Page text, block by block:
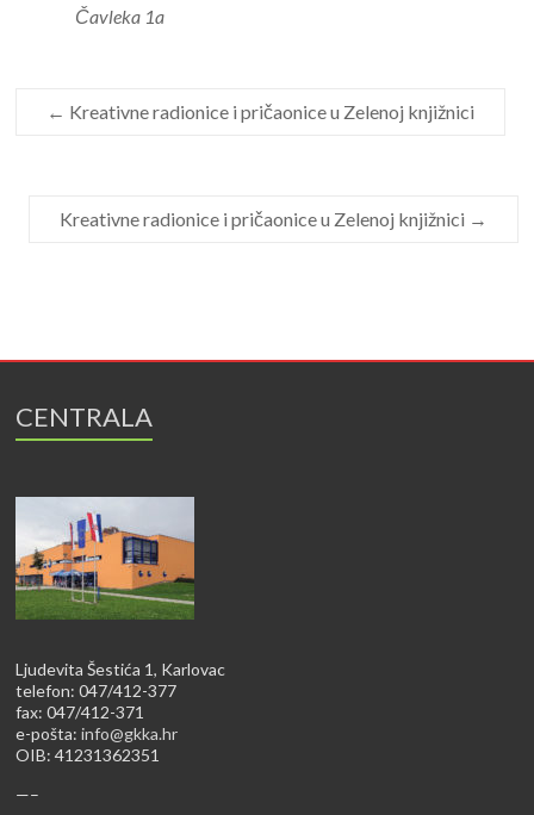
Čavleka 1a
← Kreativne radionice i pričaonice u Zelenoj knjižnici
Kreativne radionice i pričaonice u Zelenoj knjižnici →
CENTRALA
Ljudevita Šestića 1, Karlovac
telefon: 047/412-377
fax: 047/412-371
e-pošta:info@gkka.hr
OIB: 41231362351
—–